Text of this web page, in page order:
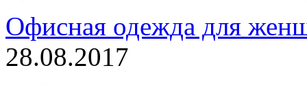
Офисная одежда для
28.08.2017